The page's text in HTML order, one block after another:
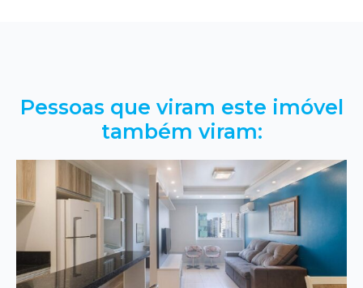
Pessoas que viram este imóvel
também viram: